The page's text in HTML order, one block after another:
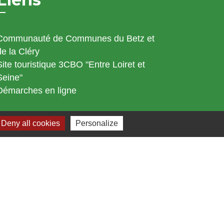
de Communes du Betz et
la Cléry
touristique 3CBO "Entre Loiret et
en ligne
Deny all cookies Personalize